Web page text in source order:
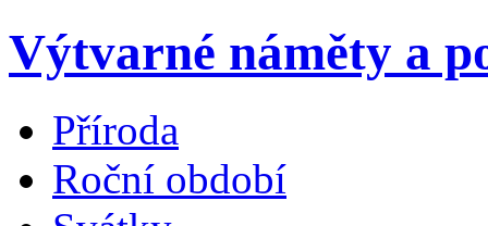
Výtvarné náměty a
Příroda
Roční období